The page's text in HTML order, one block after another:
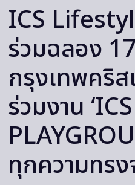
ICS
ร่วมฉลอง
กรุงเทพคริ
ร่วมงาน
ทุกความทร